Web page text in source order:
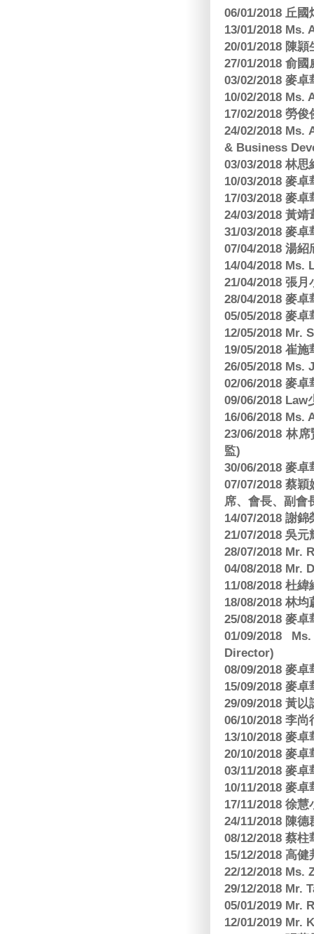
06/01/2018 丘
13/01/2018 Ms.
20/01/2018 陳
27/01/2018 俞
03/02/2018 麥
10/02/2018 Ms.
17/02/2018 勞
24/02/2018 Ms.
& Business
03/03/2018 林
10/03/2018 麥
17/03/2018 麥
24/03/2018 黃
31/03/2018 麥
07/04/2018 湯
14/04/2018
21/04/2018 張
28/04/2018 麥
05/05/2018 麥
12/05/2018 Mr.
19/05/2018 崔
26/05/2018 Ms.
02/06/2018 麥
09/06/2018 Law
16/06/2018 Ms.
23/06/2018 林
監)
30/06/2018 麥
07/07/2018 蔡
席、會長、副會
14/07/2018 謝
21/07/2018 吳元
28/07/2018 Mr.
04/08/2018 Mr.
11/08/2018 杜
18/08/2018 林
25/08/2018 麥
01/09/2018
Director)
08/09/2018 麥
15/09/2018 麥
29/09/2018 黃
06/10/2018 李
13/10/2018 麥
20/10/2018 麥
03/11/2018 麥
10/11/2018 麥
17/11/2018 徐
24/11/2018 陳
08/12/2018 蔡
15/12/2018 高
22/12/2018 Ms.
29/12/2018 Mr.
05/01/2019 Mr.
12/01/2019 Mr.